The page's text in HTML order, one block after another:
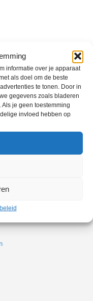
informatie over je apparaat
als doel om de beste
te tonen. Door in
gegevens zoals bladeren
je geen toestemming
invloed hebben op
Noord